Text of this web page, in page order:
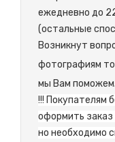
ежедневно до
(остальные
Возникнут
фотографиям
мы Вам поможем.
!!! Покупателям
оформить
но необходимо